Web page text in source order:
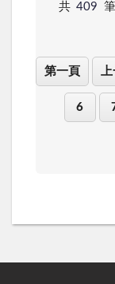
共 409
第一頁 上
6